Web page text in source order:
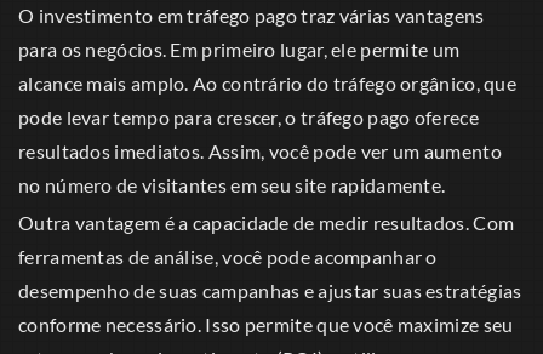
O investimento em tráfego pago traz várias vantagens
para os negócios. Em primeiro lugar, ele permite um
alcance mais amplo. Ao contrário do tráfego orgânico, que
pode levar tempo para crescer, o tráfego pago oferece
resultados imediatos. Assim, você pode ver um aumento
no número de visitantes em seu site rapidamente.
Outra vantagem é a capacidade de medir resultados. Com
ferramentas de análise, você pode acompanhar o
desempenho de suas campanhas e ajustar suas estratégias
conforme necessário. Isso permite que você maximize seu